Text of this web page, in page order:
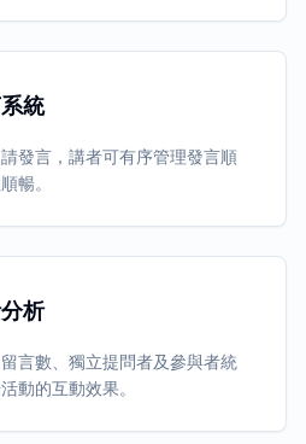
統
發言，講者可有序管理發言順
暢。
析
言數、獨立提問者及參與者統
動的互動效果。